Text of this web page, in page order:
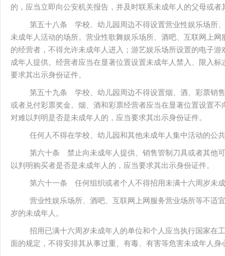
的，应当立即向公安机关报告，并及时联系未成年人的父母或者
第五十八条 学校、幼儿园周边不得设置营业性娱乐场所
未成年人活动的场所。营业性歌舞娱乐场所、酒吧、互联网上
的经营者，不得允许未成年人进入；游艺娱乐场所设置的电子
成年人提供。经营者应当在显著位置设置未成年人禁入、限入
要求其出示身份证件。
第五十九条 学校、幼儿园周边不得设置烟、酒、彩票销
或者兑付彩票奖金。烟、酒和彩票经营者应当在显著位置设置
对难以判明是否是未成年人的，应当要求其出示身份证件。
任何人不得在学校、幼儿园和其他未成年人集中活动的公
第六十条 禁止向未成年人提供、销售管制刀具或者其他
以判明购买者是否是未成年人的，应当要求其出示身份证件。
第六十一条 任何组织或者个人不得招用未满十六周岁未
营业性娱乐场所、酒吧、互联网上网服务营业场所等不适
岁的未成年人。
招用已满十六周岁未成年人的单位和个人应当执行国家在
面的规定，不得安排其从事过重、有毒、有害等危害未成年人